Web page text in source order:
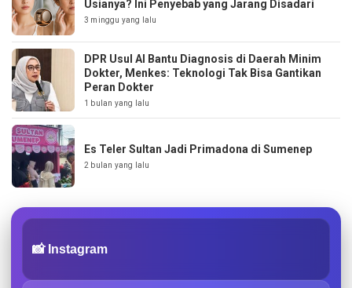
Usianya? Ini Penyebab yang Jarang Disadari
3 minggu yang lalu
DPR Usul AI Bantu Diagnosis di Daerah Minim
Dokter, Menkes: Teknologi Tak Bisa Gantikan
Peran Dokter
1 bulan yang lalu
Es Teler Sultan Jadi Primadona di Sumenep
2 bulan yang lalu
📸 Instagram